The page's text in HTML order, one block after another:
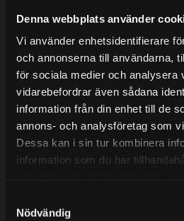
Denna webbplats använder
Vi använder enhetsidentifierare
och annonserna till användarna,
för sociala medier och analysera
vidarebefordrar även sådana
information från din enhet till de
annons- och analysföretag som
Dessa kan i sin tur kombinera
information som du har
Nödvändig
Tel:031- 51 66 60
E-post:
KUNSKAPSCENTER